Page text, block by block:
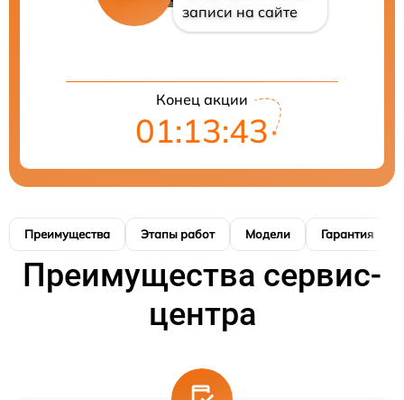
записи на сайте
Конец акции
01:13:42
Преимущества Этапы работ Модели Гарантия
Преимущества сервис-
центра